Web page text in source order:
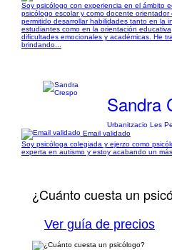
Soy psicólogo con experiencia en el ámbito
psicólogo escolar y como docente orientador
permitido desarrollar habilidades tanto en la
estudiantes como en la orientación
dificultades emocionales y académicas. He
brindando...
Sandra
Urbanitzacio Les
Email validado
Soy psicóloga colegiada y ejerzo como
experta en autismo y estoy acabando un
¿Cuánto cuesta un
Ver guía de precios